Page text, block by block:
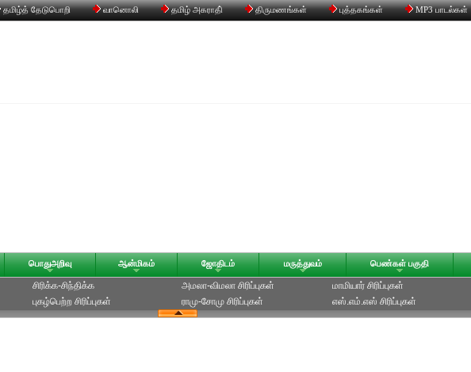
தமிழ்த் தேடுபொறி வானொலி தமிழ் அகராதி் திருமணங்கள் புத்தகங்கள் MP3 பாடல்கள்
பொதுஅறிவு ஆன்மிகம் ஜோதிடம் மருத்துவம் பெண்கள் பகுதி
சிரிக்க-சிந்திக்க
புகழ்பெற்ற சிரிப்புகள்
அமலா-விமலா சிரிப்புகள்
ராமு-சோமு சிரிப்புகள்
மாமியார் சிரிப்புகள்
எஸ்.எம்.எஸ் சிரிப்புகள்